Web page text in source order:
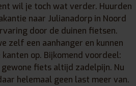
wil je toch wat verder. Huurden
naar Julianadorp in Noord
door de duinen fietsen.
zelf een aanhanger en kunnen
op. Bijkomend voordeel:
fiets altijd zadelpijn. Nu
helemaal geen last meer van.